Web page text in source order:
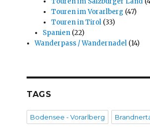
Touren im Vorarlberg (47)
Touren in Tirol(33)
Spanien (22)
Wanderpass / Wandernadel (14)
TAGS
Bodensee - Vorarlberg